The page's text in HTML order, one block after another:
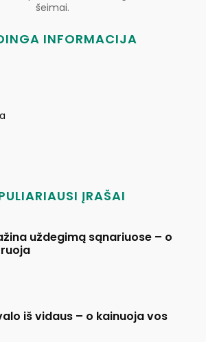
šeimai.
INFORMACIJA
ĮRAŠAI
uždegimą sąnariuose – o
iš vidaus – o kainuoja vos